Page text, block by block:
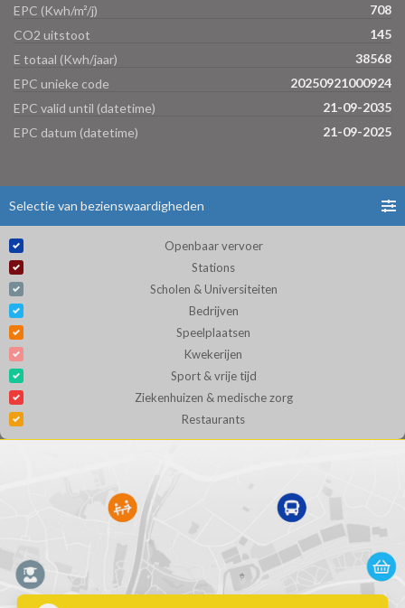
EPC (Kwh/m²/j)
708
CO2 uitstoot
145
E totaal (Kwh/jaar)
38568
EPC unieke code
20250921000924
EPC valid until (datetime)
21-09-2035
EPC datum (datetime)
21-09-2025
Selectie van bezienswaardigheden
Openbaar vervoer
Stations
Scholen & Universiteiten
Bedrijven
Speelplaatsen
Kwekerijen
Sport & vrije tijd
Ziekenhuizen & medische zorg
Restaurants